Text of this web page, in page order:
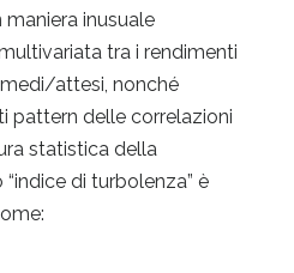
inusuale
tra i rendimenti
attesi, nonché
pattern delle correlazioni
statistica della
di turbolenza” è